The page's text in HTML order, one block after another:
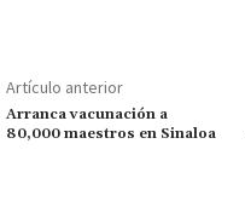
o
k
p
p
p
ar
Artículo anterior
Arranca vacunación a
80,000 maestros en Sinaloa